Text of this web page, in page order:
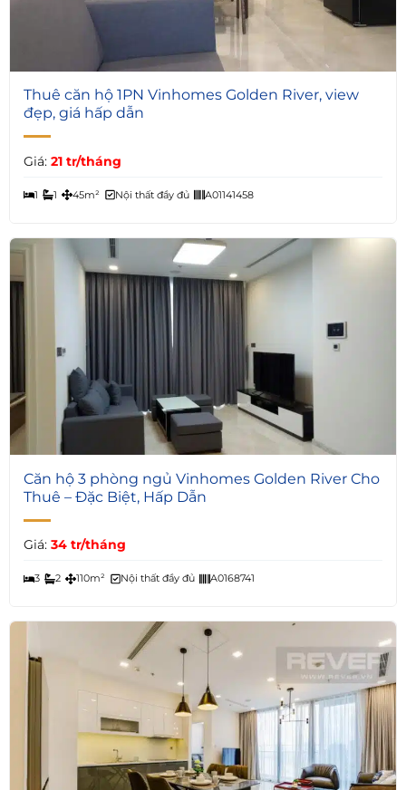
5
Thuê căn hộ 1PN Vinhomes Golden River, view
đẹp, giá hấp dẫn
Giá: 21 tr/tháng
1 1 45m² Nội thất đầy đủ A01141458
5
Căn hộ 3 phòng ngủ Vinhomes Golden River Cho
Thuê – Đặc Biệt, Hấp Dẫn
Giá: 34 tr/tháng
3 2 110m² Nội thất đầy đủ A0168741